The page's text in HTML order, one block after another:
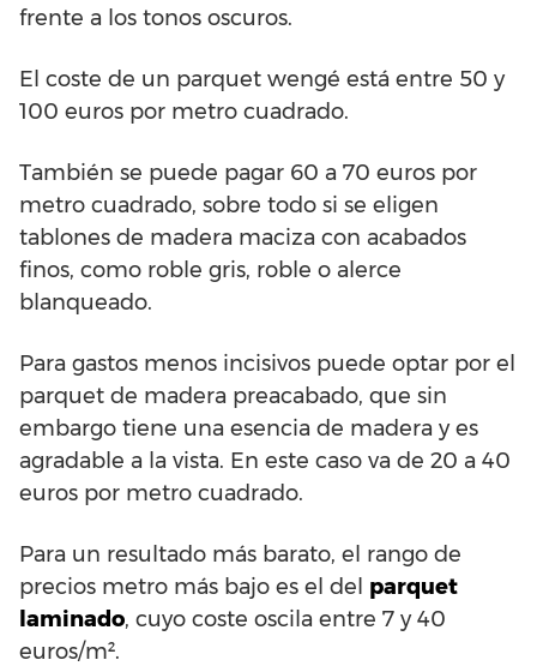
frente a los tonos oscuros.
El coste de un parquet wengé está entre 50 y
100 euros por metro cuadrado.
También se puede pagar 60 a 70 euros por
metro cuadrado, sobre todo si se eligen
tablones de madera maciza con acabados
finos, como roble gris, roble o alerce
blanqueado.
Para gastos menos incisivos puede optar por el
parquet de madera preacabado, que sin
embargo tiene una esencia de madera y es
agradable a la vista. En este caso va de 20 a 40
euros por metro cuadrado.
Para un resultado más barato, el rango de
precios metro más bajo es el del parquet
laminado, cuyo coste oscila entre 7 y 40
euros/m².